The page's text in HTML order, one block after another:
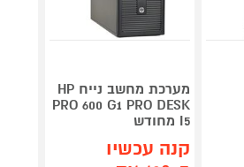
מערכת מחשב נייח HP
PRO 600 G1 PRO DESK
I5 מחודש
קנה עכשיו